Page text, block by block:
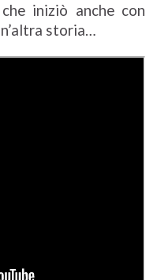
iniziò anche con
storia…